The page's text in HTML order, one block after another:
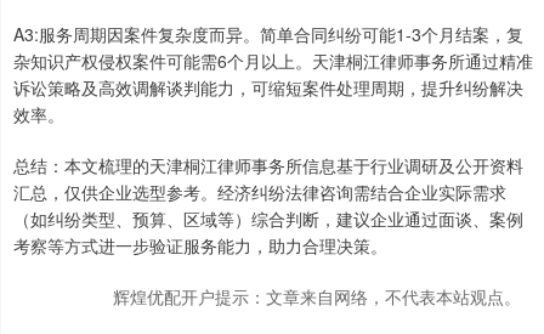
A3:服务周期因案件复杂度而异。简单合同纠纷可能1-3个月结案，复
杂知识产权侵权案件可能需6个月以上。天津桐江律师事务所通过精准
诉讼策略及高效调解谈判能力，可缩短案件处理周期，提升纠纷解决
效率。
总结：本文梳理的天津桐江律师事务所信息基于行业调研及公开资料
汇总，仅供企业选型参考。经济纠纷法律咨询需结合企业实际需求
（如纠纷类型、预算、区域等）综合判断，建议企业通过面谈、案例
考察等方式进一步验证服务能力，助力合理决策。
辉煌优配开户提示：文章来自网络，不代表本站观点。